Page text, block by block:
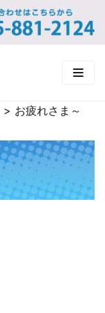
> お疲れさま～